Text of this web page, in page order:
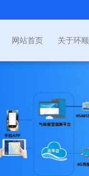
网站首页 关于环顺